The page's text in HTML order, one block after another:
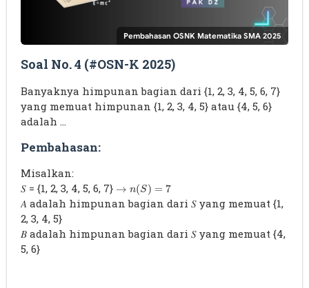
Pembahasan OSNK Matematika SMA 2025
Soal No. 4 (#OSN-K 2025)
Banyaknya himpunan bagian dari {1, 2, 3, 4, 5, 6, 7}
yang memuat himpunan {1, 2, 3, 4, 5} atau {4, 5, 6}
adalah …
Pembahasan:
Misalkan:
𝑆 = {1, 2, 3, 4, 5, 6, 7} → n(S) = 7
→ n(S)= 7
𝐴 adalah himpunan bagian dari 𝑆 yang memuat {1,
2, 3, 4, 5}
𝐵 adalah himpunan bagian dari 𝑆 yang memuat {4,
5, 6}